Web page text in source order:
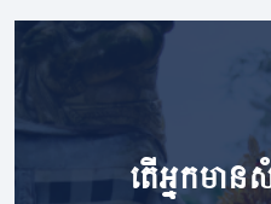
តើ​អ្នក​មា